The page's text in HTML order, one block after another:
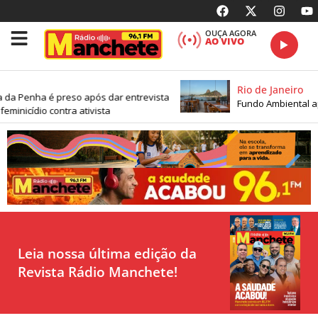
OUÇA AGORA
AO VIVO
é preso após dar entrevista
contra ativista
Rio de Janeiro
Fundo Ambiental aprova
Leia nossa última edição da
Revista Rádio Manchete!